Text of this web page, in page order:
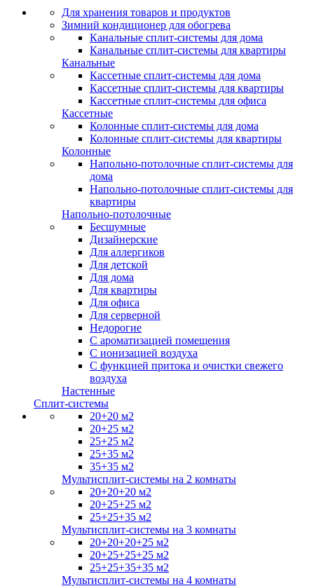
Для хранения товаров и продуктов
Зимний кондиционер для обогрева
Канальные сплит-системы для дома
Канальные сплит-системы для квартиры
Канальные
Кассетные сплит-системы для дома
Кассетные сплит-системы для квартиры
Кассетные сплит-системы для офиса
Кассетные
Колонные сплит-системы для дома
Колонные сплит-системы для квартиры
Колонные
Напольно-потолочные сплит-системы для
дома
Напольно-потолочные сплит-системы для
квартиры
Напольно-потолочные
Бесшумные
Дизайнерские
Для аллергиков
Для детской
Для дома
Для квартиры
Для офиса
Для серверной
Недорогие
С ароматизацией помещения
С ионизацией воздуха
С функцией притока и очистки свежего
воздуха
Настенные
Сплит-системы
20+20 м2
20+25 м2
25+25 м2
25+35 м2
35+35 м2
Мультисплит-системы на 2 комнаты
20+20+20 м2
20+25+25 м2
25+25+35 м2
Мультисплит-системы на 3 комнаты
20+20+20+25 м2
20+25+25+25 м2
25+25+35+35 м2
Мультисплит-системы на 4 комнаты